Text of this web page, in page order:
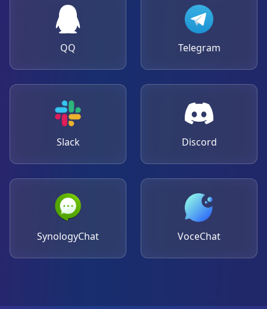
QQ Telegram
Slack Discord
SynologyChat VoceChat